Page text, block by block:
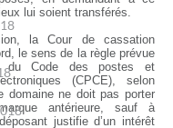
lui soient transférés.
la Cour de cassation
le sens de la règle prévue
du Code des postes et
(CPCE), selon
domaine ne doit pas porter
antérieure, sauf à
justifie d’un intérêt